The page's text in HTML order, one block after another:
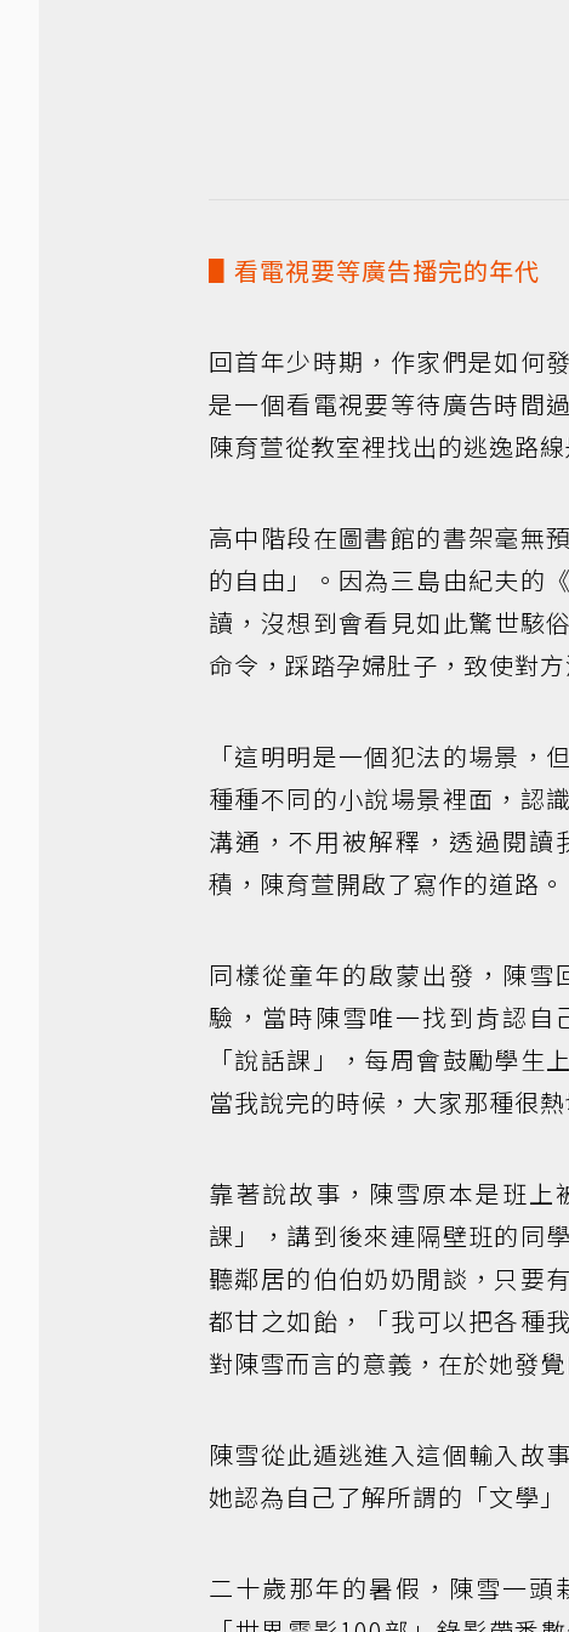
▋看電視要等廣告播完的年代
回首年少時期，作家們是如何
是一個看電視要等待廣告時間
陳育萱從教室裡找出的逃逸路線
高中階段在圖書館的書架毫無
的自由」。因為三島由紀夫的
讀，沒想到會看見如此驚世駭
命令，踩踏孕婦肚子，致使對方
「這明明是一個犯法的場景
種種不同的小說場景裡面，認
溝通，不用被解釋，透過閱
積，陳育萱開啟了寫作的道路。
同樣從童年的啟蒙出發，陳
驗，當時陳雪唯一找到肯認
「說話課」，每周會鼓勵學生
當我說完的時候，大家那種很熱
靠著說故事，陳雪原本是班
課」，講到後來連隔壁班的同
聽鄰居的伯伯奶奶閒談，只要
都甘之如飴，「我可以把各種
對陳雪而言的意義，在於她發
陳雪從此遁逃進入這個輸入故
她認為自己了解所謂的「文學
二十歲那年的暑假，陳雪一